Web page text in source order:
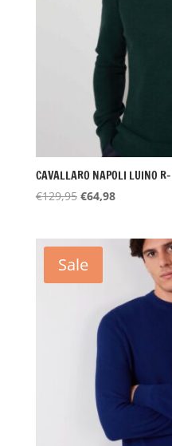
CAVALLARO NAPOLI LUINO
€129,95 Oorspronkelijke
€129,95.
€64,98Huidige
€64,98.
Sale